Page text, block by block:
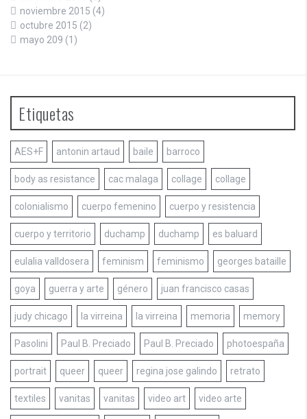
noviembre 2015 (4)
octubre 2015 (2)
mayo 209 (1)
Etiquetas
AES+F antonin artaud baile barroco
body as resistance cac malaga collage collage
colonialismo cuerpo femenino cuerpo y resistencia
cuerpo y territorio duchamp duchamp es baluard
eulalia valldosera feminism feminismo georges bataille
goya guerra y arte género juan francisco casas
judy chicago la virreina la virreina memoria memory
Pasolini Paul B. Preciado Paul B. Preciado photoespaña
portrait queer queer regina jose galindo retrato
textiles vanitas vanitas video art video arte